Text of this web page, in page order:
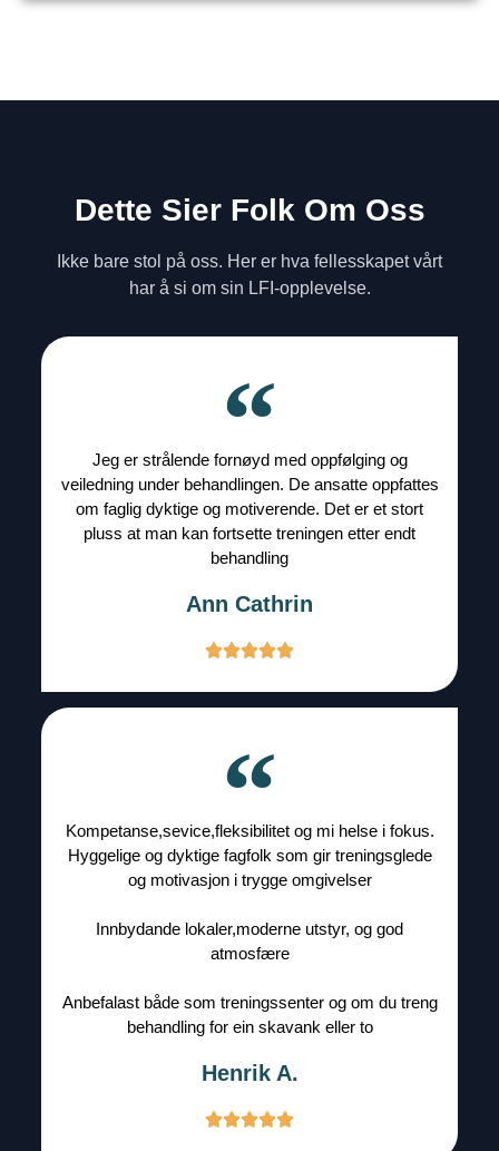
Dette Sier Folk Om Oss
Ikke bare stol på oss. Her er hva fellesskapet vårt
har å si om sin LFI-opplevelse.
Jeg er strålende fornøyd med oppfølging og
veiledning under behandlingen. De ansatte oppfattes
om faglig dyktige og motiverende. Det er et stort
pluss at man kan fortsette treningen etter endt
behandling
Ann Cathrin
Kompetanse,sevice,fleksibilitet og mi helse i fokus.
Hyggelige og dyktige fagfolk som gir treningsglede
og motivasjon i trygge omgivelser
Innbydande lokaler,moderne utstyr, og god
atmosfære
Anbefalast både som treningssenter og om du treng
behandling for ein skavank eller to
Henrik A.